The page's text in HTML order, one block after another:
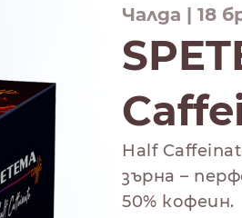
Чалда | 18
Half
зърна –
50% кофеин.